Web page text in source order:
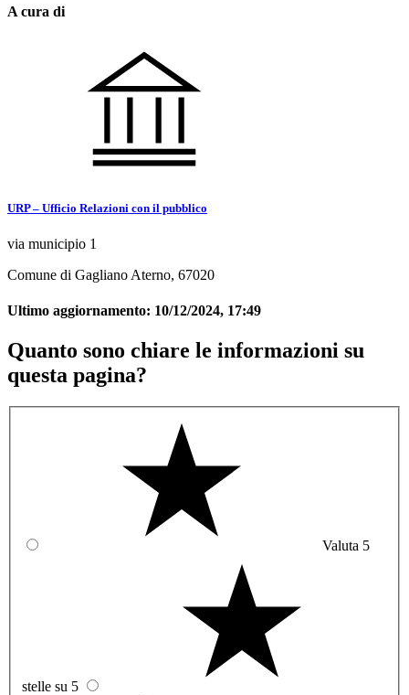
A cura di
URP – Ufficio Relazioni con il pubblico
via municipio 1
Comune di Gagliano Aterno, 67020
Ultimo aggiornamento: 10/12/2024, 17:49
Quanto sono chiare le informazioni su
questa pagina?
Valuta 5
stelle su 5